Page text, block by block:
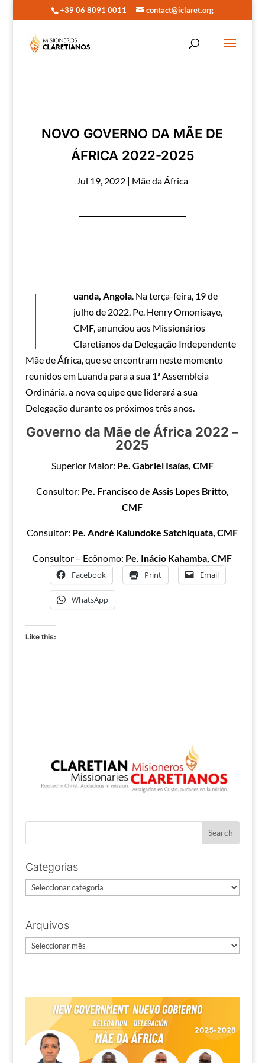
+39 06 8091 0011 contact@iclaret.org
NOVO GOVERNO DA MÃE DE
ÁFRICA 2022-2025
Jul 19, 2022 | Mãe da África
L uanda, Angola. Na terça-feira, 19 de
julho de 2022, Pe. Henry Omonisaye,
CMF, anunciou aos Missionários
Claretianos da Delegação Independente
Mãe de África, que se encontram neste momento
reunidos em Luanda para a sua 1ª Assembleia
Ordinária, a nova equipe que liderará a sua
Delegação durante os próximos três anos.
Governo da Mãe de África 2022 –
2025
Superior Maior: Pe. Gabriel Isaías, CMF
Consultor: Pe. Francisco de Assis Lopes Britto,
CMF
Consultor: Pe. André Kalundoke Satchiquata, CMF
Consultor – Ecônomo: Pe. Inácio Kahamba, CMF
Facebook Print Email
WhatsApp
Like this:
Categorias
Categorias
Arquivos
Arquivos